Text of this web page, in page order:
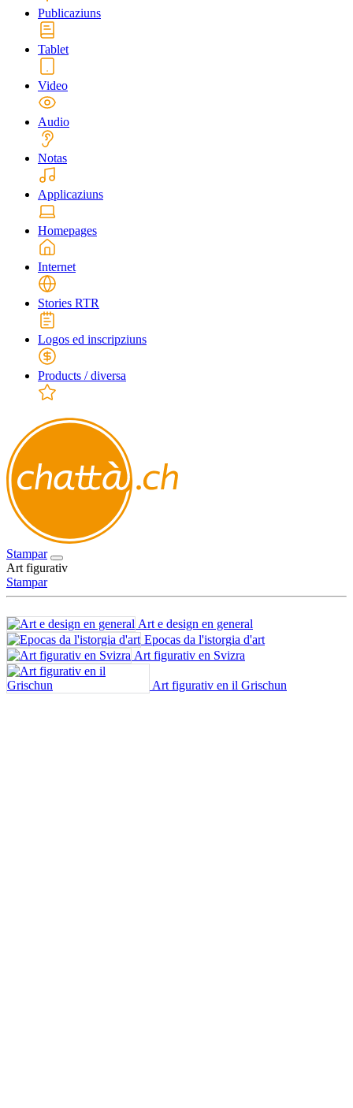
Publicaziuns
Tablet
Video
Audio
Notas
Applicaziuns
Homepages
Internet
Stories RTR
Logos ed inscripziuns
Products / diversa
Stampar
Art figurativ
Stampar
Art e design en general
Epocas da l'istorgia d'art
Art figurativ en Svizra
Art figurativ en il Grischun